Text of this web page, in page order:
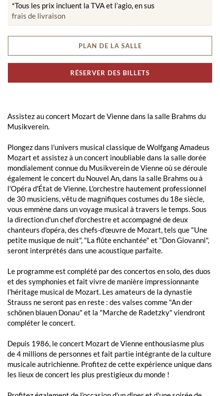
*Tous les prix incluent la TVA et l’agio, en sus
frais de livraison
PLAN DE LA SALLE
RÉSERVER DES BILLETS
Assistez au concert Mozart de Vienne dans la salle Brahms du
Musikverein.
Plongez dans l'univers musical classique de Wolfgang Amadeus
Mozart et assistez à un concert inoubliable dans la salle dorée
mondialement connue du Musikverein de Vienne où se déroule
également le concert du Nouvel An, dans la salle Brahms ou à
l'Opéra d'État de Vienne. L'orchestre hautement professionnel
de 30 musiciens, vêtu de magnifiques costumes du 18e siècle,
vous emmène dans un voyage musical à travers le temps. Sous
la direction d'un chef d'orchestre et accompagné de deux
chanteurs d'opéra, des chefs-d'œuvre de Mozart, tels que "Une
petite musique de nuit", "La flûte enchantée" et "Don Giovanni",
seront interprétés dans une acoustique parfaite.
Le programme est complété par des concertos en solo, des duos
et des symphonies et fait vivre de manière impressionnante
l'héritage musical de Mozart. Les amateurs de la dynastie
Strauss ne seront pas en reste : des valses comme "An der
schönen blauen Donau" et la "Marche de Radetzky" viendront
compléter le concert.
Depuis 1986, le concert Mozart de Vienne enthousiasme plus
de 4 millions de personnes et fait partie intégrante de la culture
musicale autrichienne. Profitez de cette expérience unique dans
les lieux de concert les plus prestigieux du monde !